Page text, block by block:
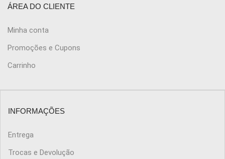
ÁREA DO CLIENTE
Minha conta
Promoções e Cupons
Carrinho
INFORMAÇÕES
Entrega
Trocas e Devolução